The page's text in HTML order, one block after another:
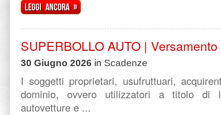
Leggi ancora »
SUPERBOLLO AUTO | Versamento
30 Giugno 2026 in Scadenze
I soggetti proprietari, usufruttuari,
dominio, ovvero utilizzatori a titolo di
autovetture e ...